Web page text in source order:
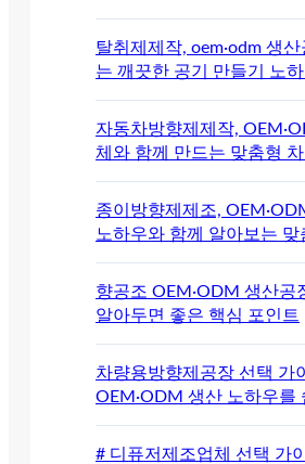
탈취제제작, oem·odm 생
는 깨끗한 공기 만들기 노
자동차방향제제작,
체와 함께 만드는 맞춤형
종이방향제제조,
노하우와 함께 알아보는 맞
향공조 OEM·ODM 생산공
알아두면 좋은 핵심 포인트
차량용방향제공장 선택 가
OEM·ODM 생산 노하우를
# 디퓨저제조업체 선택 가